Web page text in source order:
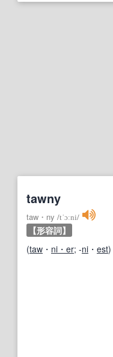
tawny
taw・ny /tˈɔːni/
【形容詞】
(taw ・ ni・er; ‐ni ・ est)